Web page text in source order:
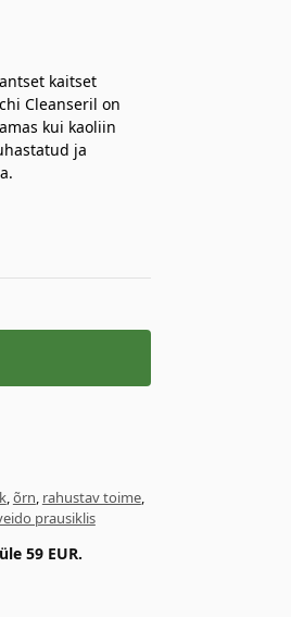
kaitset
Cleanseril on
kui kaoliin
ja
,õrn, rahustav toime,
prausiklis
59 EUR.